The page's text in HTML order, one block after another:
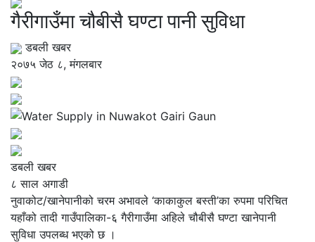
गैरीगाउँमा चौबीसै घण्टा पानी सुविधा
डबली खबर
२०७५ जेठ ८, मंगलबार
डबली खबर
८ साल अगाडी
नुवाकोट/खानेपानीको चरम अभावले ‘काकाकुल बस्ती’का रुपमा परिचित
यहाँको तादी गाउँपालिका-६ गैरीगाउँमा अहिले चौबीसै घण्टा खानेपानी
सुविधा उपलब्ध भएको छ ।